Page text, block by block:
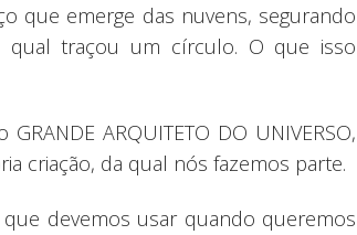
que emerge das nuvens, segurando
traçou um círculo. O que isso
ARQUITETO DO UNIVERSO,
criação, da qual nós fazemos parte.
devemos usar quando queremos